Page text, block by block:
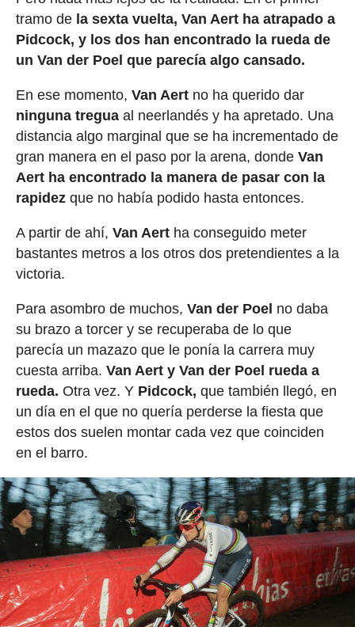
tramo de la sexta vuelta, Van Aert ha atrapado a
Pidcock, y los dos han encontrado la rueda de
un Van der Poel que parecía algo cansado.
En ese momento, Van Aertno ha querido dar
ninguna treguaal neerlandés y ha apretado. Una
distancia algo marginal que se ha incrementado de
gran manera en el paso por la arena, donde Van
Aert ha encontrado la manera de pasar con la
rapidezque no había podido hasta entonces.
A partir de ahí, Van Aertha conseguido meter
bastantes metros a los otros dos pretendientes a la
victoria.
Para asombro de muchos, Van der Poel no daba
su brazo a torcer y se recuperaba de lo que
parecía un mazazo que le ponía la carrera muy
cuesta arriba. Van Aert y Van der Poel rueda a
rueda. Otra vez. Y Pidcock, que también llegó, en
un día en el que no quería perderse la fiesta que
estos dos suelen montar cada vez que coinciden
en el barro.